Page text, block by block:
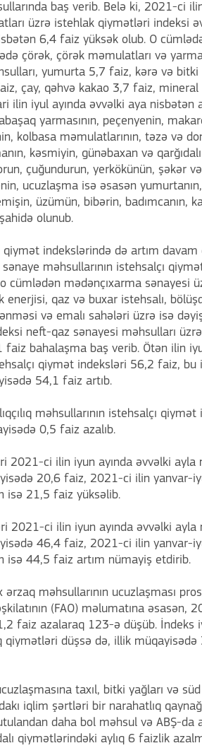
baş verib. Belə ki, 2021-ci
üzrə istehlak qiymətləri indeksi
6,4 faiz yüksək olub. O
çörək, çörək məmulatları və
yumurta 5,7 faiz, kərə və bitki
çay, qəhvə kakao 3,7 faiz, mineral
ilin iyul ayında əvvəlki aya nisbətən
yarmasının, peçenyenin,
kolbasa məmulatlarının, təzə və
kəsmiyin, günəbaxan və qarğıdalı
çuğundurun, yerkökünün, şəkər
ucuzlaşma isə əsasən yumurtanın,
üzümün, bibərin, badımcanın,
olunub.
qiymət indekslərində də artım
məhsullarının istehsalçı
cümlədən mədənçıxarma sənayesi
qaz və buxar istehsalı,
və emalı sahələri üzrə isə
neft-qaz sənayesi məhsulları
faiz bahalaşma baş verib. Ötən ilin
qiymət indeksləri 56,2 faiz, bu
54,1 faiz artıb.
məhsullarının istehsalçı qiymət
0,5 faiz azalıb.
2021-ci ilin iyun ayında əvvəlki ayla
20,6 faiz, 2021-ci ilin yanvar-
isə 21,5 faiz yüksəlib.
2021-ci ilin iyun ayında əvvəlki ayla
46,4 faiz, 2021-ci ilin yanvar-
isə 44,5 faiz artım nümayiş etdirib.
məhsullarının ucuzlaşması
(FAO) məlumatına əsasən,
faiz azalaraq 123-ə düşüb. İndeks
qiymətləri düşsə də, illik müqayisədə
taxıl, bitki yağları və süd
iqlim şərtləri bir narahatlıq
daha bol məhsul və ABŞ-da
qiymətlərindəki aylıq 6 faizlik